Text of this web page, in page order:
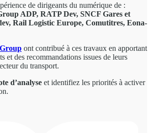
de dirigeants du numérique de :
ADP, RATP Dev, SNCF Gares et
Rail Logistic Europe, Comutitres, Eona-
ont contribué à ces travaux en apportant
et des recommandations issues de leurs
du transport.
d’analyse et identifiez les priorités à activer